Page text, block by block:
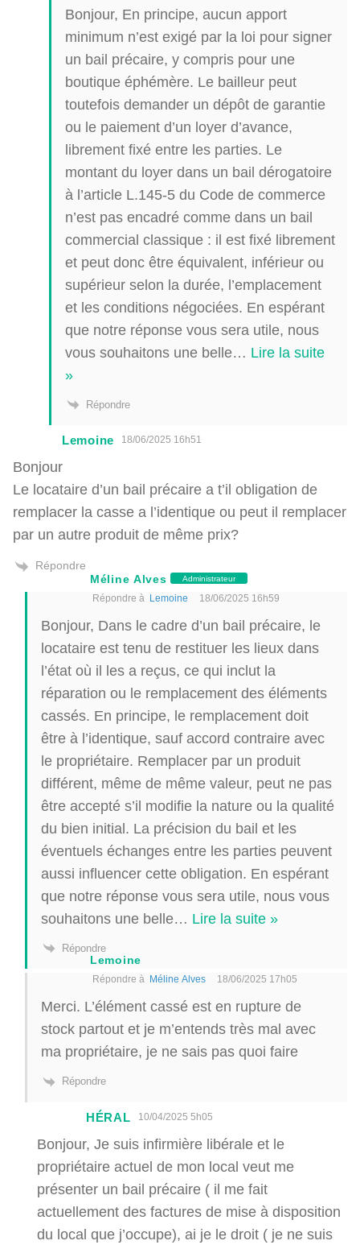
Bonjour, En principe, aucun apport
minimum n’est exigé par la loi pour signer
un bail précaire, y compris pour une
boutique éphémère. Le bailleur peut
toutefois demander un dépôt de garantie
ou le paiement d’un loyer d’avance,
librement fixé entre les parties. Le
montant du loyer dans un bail dérogatoire
à l’article L.145-5 du Code de commerce
n’est pas encadré comme dans un bail
commercial classique : il est fixé librement
et peut donc être équivalent, inférieur ou
supérieur selon la durée, l’emplacement
et les conditions négociées. En espérant
que notre réponse vous sera utile, nous
vous souhaitons une belle… Lire la suite
»
Répondre
Lemoine 18/06/2025 16h51
Bonjour
Le locataire d’un bail précaire a t’il obligation de
remplacer la casse a l’identique ou peut il remplacer
par un autre produit de même prix?
Répondre
Méline Alves
Administrateur
Répondre à Lemoine 18/06/2025 16h59
Bonjour, Dans le cadre d’un bail précaire, le
locataire est tenu de restituer les lieux dans
l’état où il les a reçus, ce qui inclut la
réparation ou le remplacement des éléments
cassés. En principe, le remplacement doit
être à l’identique, sauf accord contraire avec
le propriétaire. Remplacer par un produit
différent, même de même valeur, peut ne pas
être accepté s’il modifie la nature ou la qualité
du bien initial. La précision du bail et les
éventuels échanges entre les parties peuvent
aussi influencer cette obligation. En espérant
que notre réponse vous sera utile, nous vous
souhaitons une belle… Lire la suite »
Répondre
Lemoine
Répondre à Méline Alves 18/06/2025 17h05
Merci. L’élément cassé est en rupture de
stock partout et je m’entends très mal avec
ma propriétaire, je ne sais pas quoi faire
Répondre
HÉRAL 10/04/2025 5h05
Bonjour, Je suis infirmière libérale et le
propriétaire actuel de mon local veut me
présenter un bail précaire ( il me fait
actuellement des factures de mise à disposition
du local que j’occupe), ai je le droit ( je ne suis